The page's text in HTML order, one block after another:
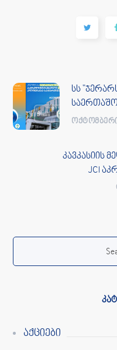
სს
კავკასიის
JCI
Აქციები